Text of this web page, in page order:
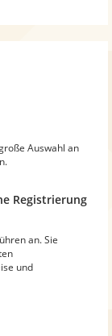
Auswahl an
Registrierung
an. Sie
und